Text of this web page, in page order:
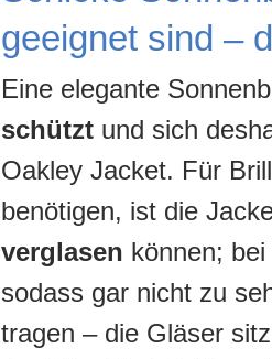
geeignet sind –
Eine elegante
schützt und sich
Oakley Jacket. Für
benötigen, ist die
verglasen können;
sodass gar nicht zu
tragen – die Gläser